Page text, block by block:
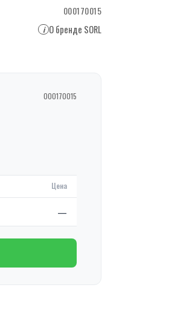
000170015
i О бренде SORL
000170015
Цена
—